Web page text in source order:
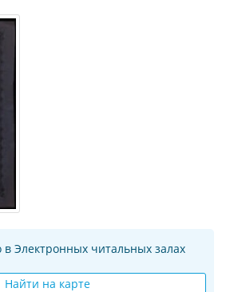
в Электронных читальных залах
Найти на карте